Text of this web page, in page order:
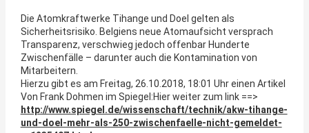
Die Atomkraftwerke Tihange und Doel gelten als
Sicherheitsrisiko. Belgiens neue Atomaufsicht versprach
Transparenz, verschwieg jedoch offenbar Hunderte
Zwischenfälle – darunter auch die Kontamination von
Mitarbeitern.
Hierzu gibt es am Freitag, 26.10.2018, 18:01 Uhr einen Artikel
Von Frank Dohmen im Spiegel:Hier weiter zum link ==>
http://www.spiegel.de/wissenschaft/technik/akw-tihange-
und-doel-mehr-als-250-zwischenfaelle-nicht-gemeldet-